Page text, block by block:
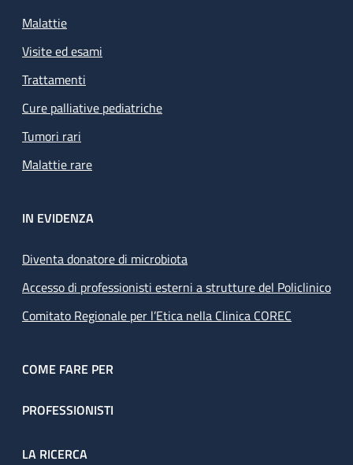
Malattie
Visite ed esami
Trattamenti
Cure palliative pediatriche
Tumori rari
Malattie rare
IN EVIDENZA
Diventa donatore di microbiota
Accesso di professionisti esterni a strutture del Policlinico
Comitato Regionale per l’Etica nella Clinica COREC
COME FARE PER
PROFESSIONISTI
LA RICERCA